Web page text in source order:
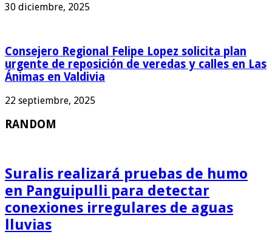
30 diciembre, 2025
Consejero Regional Felipe Lopez solicita plan
urgente de reposición de veredas y calles en Las
Ánimas en Valdivia
22 septiembre, 2025
RANDOM
Suralis realizará pruebas de humo
en Panguipulli para detectar
conexiones irregulares de aguas
lluvias